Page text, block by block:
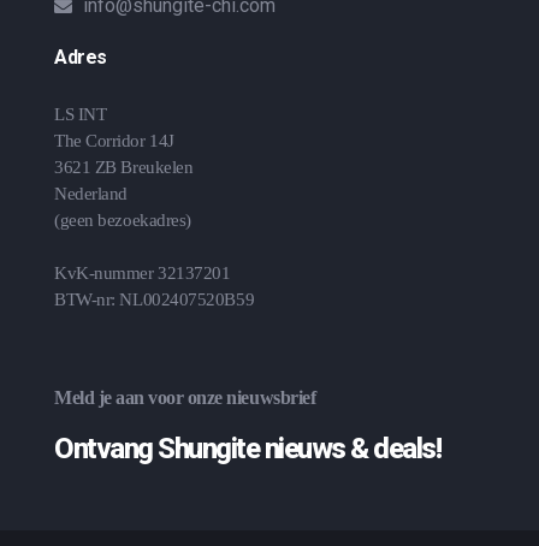
info@shungite-chi.com
Adres
LS INT
The Corridor 14J
3621 ZB Breukelen
Nederland
(geen bezoekadres)
KvK-nummer 32137201
BTW-nr: NL002407520B59
Meld je aan voor onze nieuwsbrief
Ontvang Shungite nieuws & deals!